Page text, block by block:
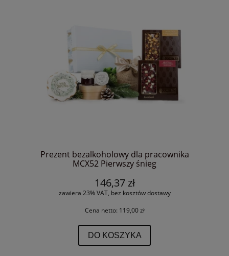
Prezent bezalkoholowy dla pracownika
MCX52 Pierwszy śnieg
146,37 zł
zawiera 23% VAT, bez kosztów dostawy
Cena netto: 119,00 zł
DO KOSZYKA